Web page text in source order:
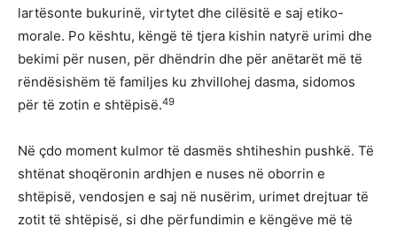
lartësonte bukurinë, virtytet dhe cilësitë e saj etiko-
morale. Po kështu, këngë të tjera kishin natyrë urimi dhe
bekimi për nusen, për dhëndrin dhe për anëtarët më të
rëndësishëm të familjes ku zhvillohej dasma, sidomos
për të zotin e shtëpisë.49
Në çdo moment kulmor të dasmës shtiheshin pushkë. Të
shtënat shoqëronin ardhjen e nuses në oborrin e
shtëpisë, vendosjen e saj në nusërim, urimet drejtuar të
zotit të shtëpisë, si dhe përfundimin e këngëve më të